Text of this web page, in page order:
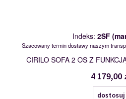
Indeks: 2SF
Szacowany termin dostawy naszym
CIRILO SOFA 2 OS Z
4 179,00
dostosuj